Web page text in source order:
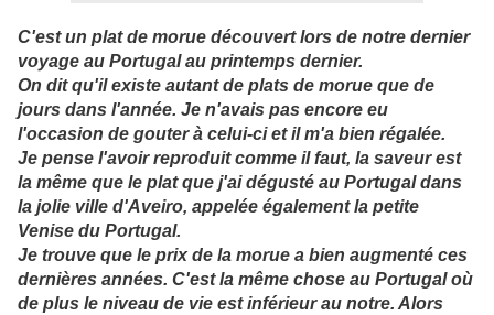
C'est un plat de morue découvert lors de notre dernier
voyage au Portugal au printemps dernier.
On dit qu'il existe autant de plats de morue que de
jours dans l'année. Je n'avais pas encore eu
l'occasion de gouter à celui-ci et il m'a bien régalée.
Je pense l'avoir reproduit comme il faut, la saveur est
la même que le plat que j'ai dégusté au Portugal dans
la jolie ville d'Aveiro, appelée également la petite
Venise du Portugal.
Je trouve que le prix de la morue a bien augmenté ces
dernières années. C'est la même chose au Portugal où
de plus le niveau de vie est inférieur au notre. Alors